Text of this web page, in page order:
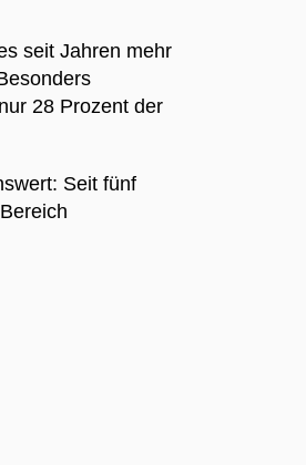
seit Jahren mehr
28 Prozent der
Seit fünf